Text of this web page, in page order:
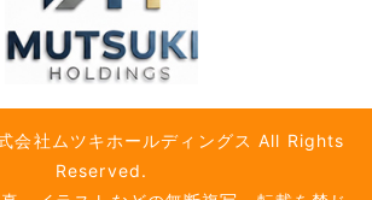
社ムツキホールディングス All Rights
Reserved.